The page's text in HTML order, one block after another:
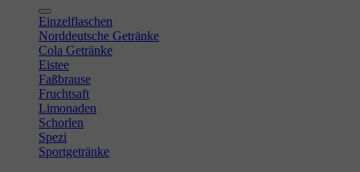
Einzelflaschen
Norddeutsche Getränke
Cola Getränke
Eistee
Faßbrause
Fruchtsaft
Limonaden
Schorlen
Spezi
Sportgetränke